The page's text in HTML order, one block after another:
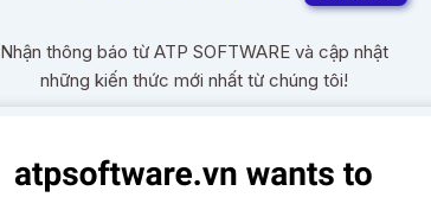
Nhận thông báo từ ATP SOFTWARE và cập nhật
những kiến thức mới nhất từ chúng tôi!